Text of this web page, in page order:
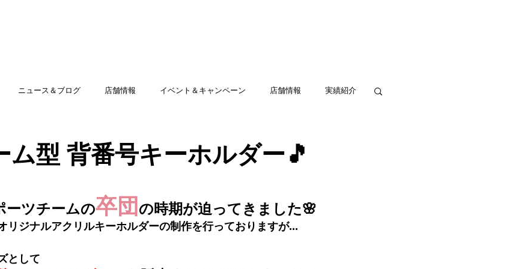
ニュース＆ブログ 店舗情報 イベント＆キャンペーン 店舗情報 実績紹介
ム型 背番号キーホルダー🎵
ーツチームの卒団 の時期が迫ってきました🌸
リジナルアクリルキーホルダーの制作を行っておりますが...
として